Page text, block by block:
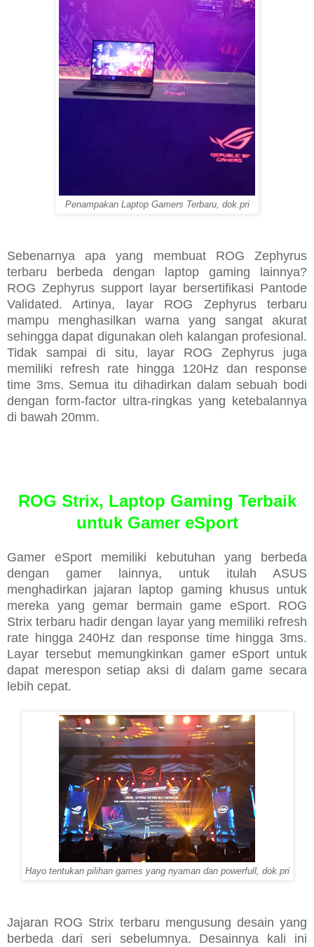
Penampakan Laptop Gamers Terbaru, dok.pri
Sebenarnya apa yang membuat ROG Zephyrus
terbaru berbeda dengan laptop gaming lainnya?
ROG Zephyrus support layar bersertifikasi Pantode
Validated. Artinya, layar ROG Zephyrus terbaru
mampu menghasilkan warna yang sangat akurat
sehingga dapat digunakan oleh kalangan profesional.
Tidak sampai di situ, layar ROG Zephyrus juga
memiliki refresh rate hingga 120Hz dan response
time 3ms. Semua itu dihadirkan dalam sebuah bodi
dengan form-factor ultra-ringkas yang ketebalannya
di bawah 20mm.
ROG Strix, Laptop Gaming Terbaik
untuk Gamer eSport
Gamer eSport memiliki kebutuhan yang berbeda
dengan gamer lainnya, untuk itulah ASUS
menghadirkan jajaran laptop gaming khusus untuk
mereka yang gemar bermain game eSport. ROG
Strix terbaru hadir dengan layar yang memiliki refresh
rate hingga 240Hz dan response time hingga 3ms.
Layar tersebut memungkinkan gamer eSport untuk
dapat merespon setiap aksi di dalam game secara
lebih cepat.
Hayo tentukan pilihan games yang nyaman dan powerfull, dok.pri
Jajaran ROG Strix terbaru mengusung desain yang
berbeda dari seri sebelumnya. Desainnya kali ini